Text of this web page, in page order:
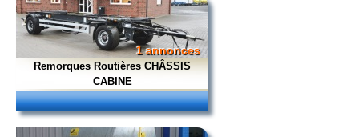
1 annonces
Remorques Routières CHÂSSIS
CABINE